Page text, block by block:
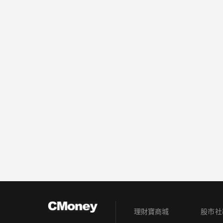
理財寶商城 股市